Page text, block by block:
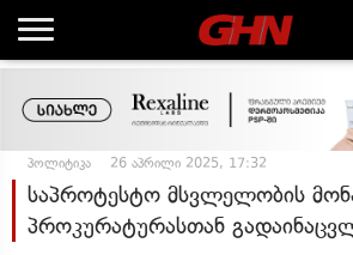
პოლიტიკა 26 აპრილი 2025, 17:32
საპროტესტო მსვლელობის
პროკურატურასთან